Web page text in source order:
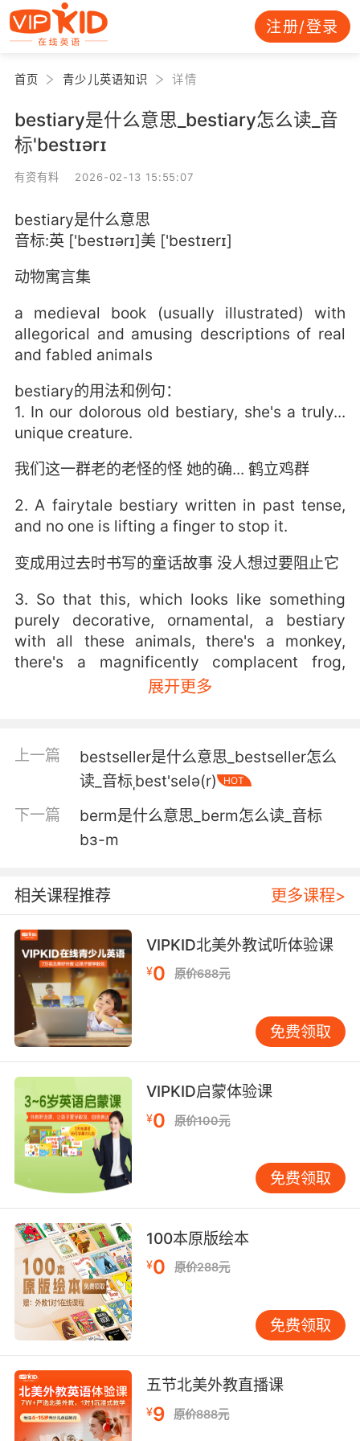
注册/登录
首页 青少儿英语知识 详情
bestiary是什么意思_bestiary怎么读_音
标'bestɪərɪ
有资有料 2026-02-13 15:55:07
bestiary是什么意思
音标:英 ['bestɪərɪ]美 ['bestɪerɪ]
动物寓言集
a medieval book (usually illustrated) with
allegorical and amusing descriptions of real
and fabled animals
bestiary的用法和例句：
1. In our dolorous old bestiary, she's a truly...
unique creature.
我们这一群老的老怪的怪 她的确... 鹤立鸡群
2. A fairytale bestiary written in past tense,
and no one is lifting a finger to stop it.
变成用过去时书写的童话故事 没人想过要阻止它
3. So that this, which looks like something
purely decorative, ornamental, a bestiary
with all these animals, there's a monkey,
there's a magnificently complacent frog,
there in the middle is an extremely scary
所以这个 看起来像是单纯的装饰品 是一部包含所
有这些动物的寓言集 这有一只猴子 这有一只洋洋
自得的青蛙 在中间有一只非常可怕的杀手兔子 事
实上 所有的这些都是表意文字
展开更多
上一篇
bestseller是什么意思_bestseller怎么
读_音标ˌbest'selə(r)
HOT
下一篇
berm是什么意思_berm怎么读_音标
bɜ-m
相关课程推荐 更多课程>
VIPKID北美外教试听体验课
¥0 原价688元
免费领取
VIPKID启蒙体验课
¥0 原价100元
免费领取
100本原版绘本
¥0 原价288元
免费领取
五节北美外教直播课
¥9 原价888元